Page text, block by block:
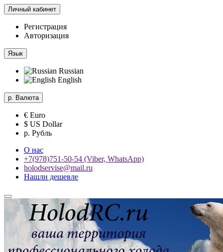
Личный кабинет
Регистрация
Авторизация
Язык
Russian
English
р. Валюта
€ Euro
$ US Dollar
р. Рубль
О нас
+7(978)751-50-54 (Viber, WhatsApp)
holodservise@mail.ru
Нашли дешевле